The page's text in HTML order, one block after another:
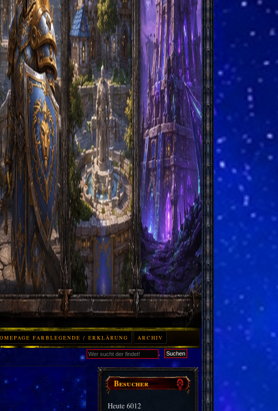
FARBLEGENDE / ERKLÄRUNG ARCHIV
. Suchen
Besucher
Heute6012